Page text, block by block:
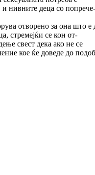
и нивните деца со по­пре­че­
отворено за она што е
стремејќи се кон от­
свест дека ако не се
кое ќе доведе до